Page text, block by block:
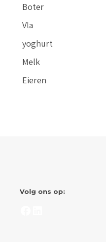
Boter
Vla
yoghurt
Melk
Eieren
Volg ons op: